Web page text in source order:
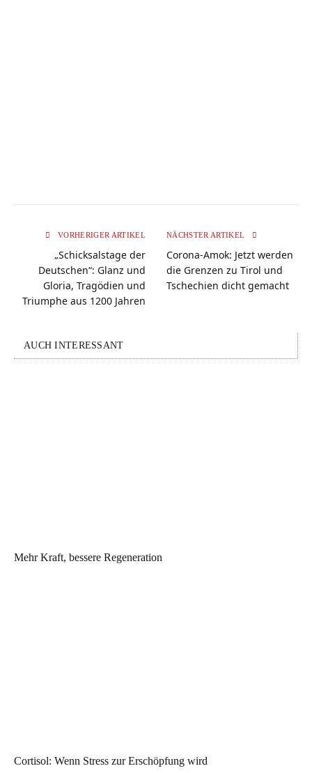
VORHERIGER ARTIKEL
„Schicksalstage der
Deutschen“: Glanz und
Gloria, Tragödien und
Triumphe aus 1200 Jahren
NÄCHSTER ARTIKEL
Corona-Amok: Jetzt werden
die Grenzen zu Tirol und
Tschechien dicht gemacht
AUCH INTERESSANT
Mehr Kraft, bessere Regeneration
Cortisol: Wenn Stress zur Erschöpfung wird